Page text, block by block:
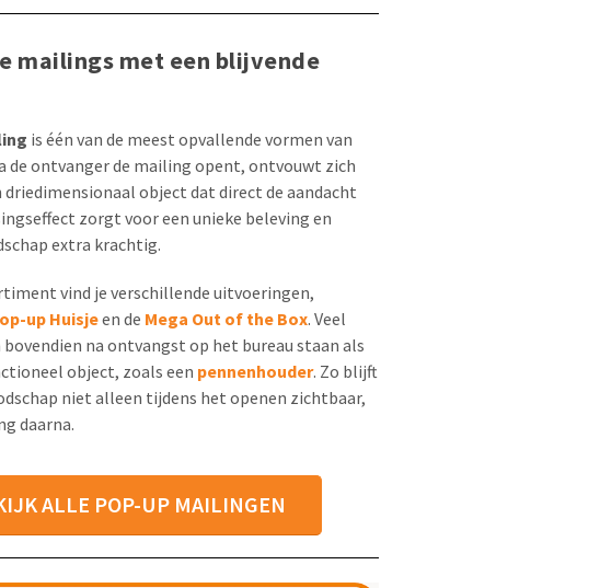
mailings met een blijvende
is één van de meest opvallende vormen van
de ontvanger de mailing opent, ontvouwt zich
object dat direct de aandacht
zorgt voor een unieke beleving en
extra krachtig.
vind je verschillende uitvoeringen,
up Huisjeen de Mega Out of the Box. Veel
na ontvangst op het bureau staan als
object, zoals een pennenhouder. Zo blijft
niet alleen tijdens het openen zichtbaar,
daarna.
ALLE POP-UP MAILINGEN